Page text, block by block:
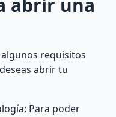
abrir una
requisitos
abrir tu
Para poder